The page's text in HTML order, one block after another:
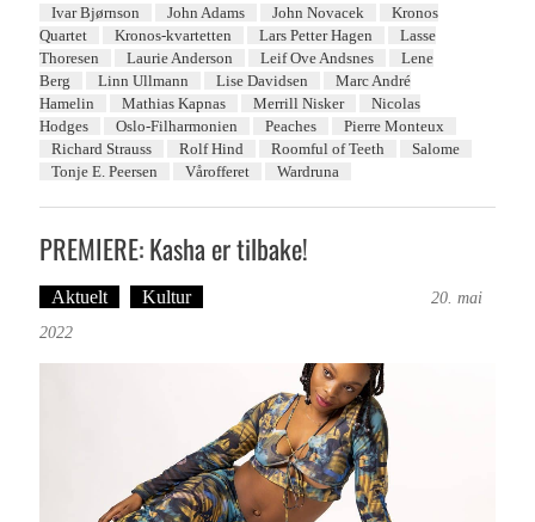
Ivar Bjørnson
John Adams John Novacek
Kronos
Quartet
Kronos-kvartetten Lars Petter Hagen
Lasse
Thoresen
Laurie Anderson Leif Ove Andsnes
Lene
Berg
Linn Ullmann Lise Davidsen
Marc André
Hamelin
Mathias Kapnas Merrill Nisker
Nicolas
Hodges
Oslo-Filharmonien Peaches
Pierre Monteux
Richard Strauss
Rolf Hind Roomful of Teeth
Salome
Tonje E. Peersen
Vårofferet Wardruna
PREMIERE: Kasha er tilbake!
Aktuelt Kultur
20. mai
2022